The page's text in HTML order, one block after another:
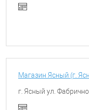
Магазин Ясный (г.
г. Ясный ул.